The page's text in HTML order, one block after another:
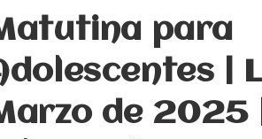
para
|
de 2025